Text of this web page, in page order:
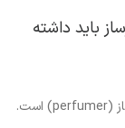
باید داشته
حس بویایی قوی یکی از مهم‌ترین ابزارهای یک عطرساز (perfumer) است.